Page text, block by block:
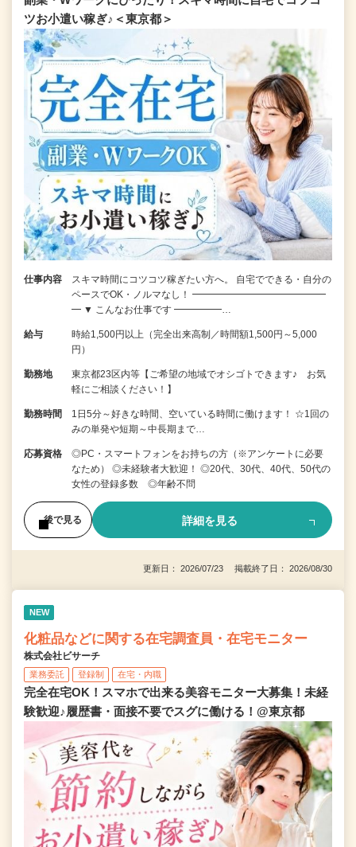
ツお小遣い稼ぎ♪＜東京都＞
仕事内容
スキマ時間にコツコツ稼ぎたい方へ。 自宅でできる・自分の
ペースでOK・ノルマなし！ ━━━━━━━━━━━━━━
━ ▼ こんなお仕事です ━━━━━…
給与
時給1,500円以上（完全出来高制／時間額1,500円～5,000
円）
勤務地
東京都23区内等【ご希望の地域でオシゴトできます♪ お気
軽にご相談ください！】
勤務時間
1日5分～好きな時間、空いている時間に働けます！ ☆1回の
みの単発や短期～中長期まで…
応募資格
◎PC・スマートフォンをお持ちの方（※アンケートに必要
なため） ◎未経験者大歓迎！ ◎20代、30代、40代、50代の
女性の登録多数 ◎年齢不問
後で見る 詳細を見る
更新日： 2026/07/23 掲載終了日： 2026/08/30
NEW
化粧品などに関する在宅調査員・在宅モニター
株式会社ビサーチ
業務委託 登録制 在宅・内職
完全在宅OK！スマホで出来る美容モニター大募集！未経
験歓迎♪履歴書・面接不要でスグに働ける！@東京都